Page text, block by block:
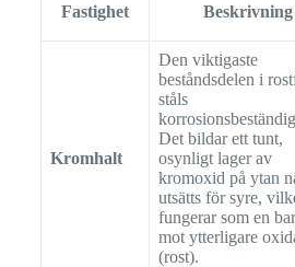
Fastighet Beskrivning
Kromhalt
Den viktigaste
beståndsdelen i
ståls
Det bildar ett tunt,
osynligt lager av
kromoxid på ytan
utsätts för syre,
fungerar som en
mot ytterligare
(rost).